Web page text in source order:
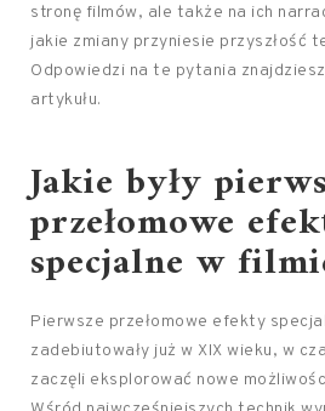
stronę filmów, ale także na ich
jakie zmiany przyniesie przyszłość
Odpowiedzi na te pytania
artykułu.
Jakie były
przełomowe
specjalne w
Pierwsze przełomowe efekty
zadebiutowały już w XIX wieku, w
zaczęli eksplorować nowe